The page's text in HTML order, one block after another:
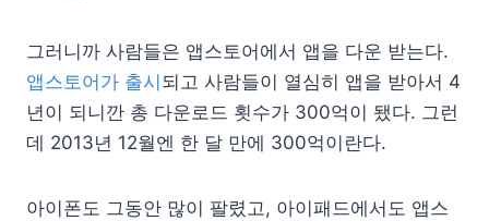
그러니까 사람들은 앱스토어에서 앱을 다운 받는다.
앱스토어가 출시되고 사람들이 열심히 앱을 받아서 4
년이 되니깐 총 다운로드 횟수가 300억이 됐다. 그런
데 2013년 12월엔 한 달 만에 300억이란다.
아이폰도 그동안 많이 팔렸고, 아이패드에서도 앱스